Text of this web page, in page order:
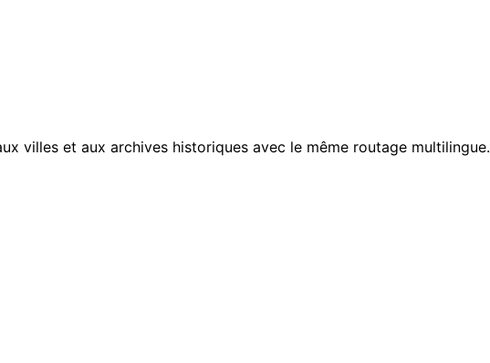
villes et aux archives historiques avec le même routage multilingue.